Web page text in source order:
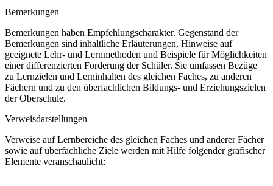
Bemerkungen
Bemerkungen haben Empfehlungscharakter. Gegenstand der
Bemerkungen sind inhaltliche Erläuterungen, Hinweise auf
geeignete Lehr- und Lernmethoden und Beispiele für Möglichkeiten
einer differenzierten Förderung der Schüler. Sie umfassen Bezüge
zu Lernzielen und Lerninhalten des gleichen Faches, zu anderen
Fächern und zu den überfachlichen Bildungs- und Erziehungszielen
der Oberschule.
Verweisdarstellungen
Verweise auf Lernbereiche des gleichen Faches und anderer Fächer
sowie auf überfachliche Ziele werden mit Hilfe folgender grafischer
Elemente veranschaulicht: